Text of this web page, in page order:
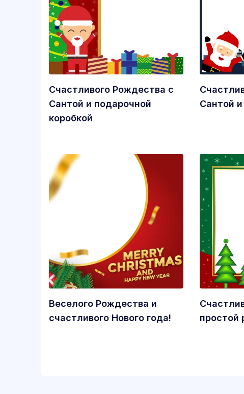
Счастливого Рождества с
Сантой и подарочной
коробкой
Сантой
Веселого Рождества и
счастливого Нового года!
простой